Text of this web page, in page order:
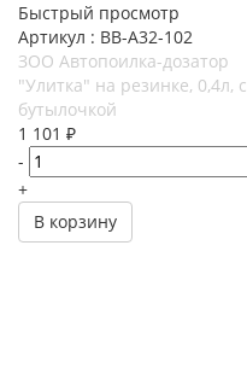
Быстрый просмотр
Артикул : BB-A32-102
ЗОО Автопоилка-дозатор
"Улитка" на резинке, 0,4л, с
бутылочкой
1 101 ₽
-
+
В корзину